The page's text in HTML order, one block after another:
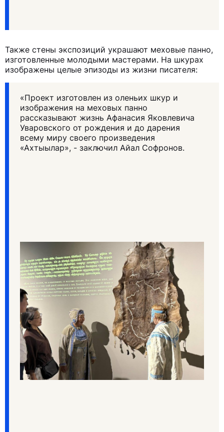
Также стены экспозиций украшают меховые панно,
изготовленные молодыми мастерами. На шкурах
изображены целые эпизоды из жизни писателя:
«Проект изготовлен из оленьих шкур и
изображения на меховых панно
рассказывают жизнь Афанасия Яковлевича
Уваровского от рождения и до дарения
всему миру своего произведения
«Ахтыылар», - заключил Айал Софронов.